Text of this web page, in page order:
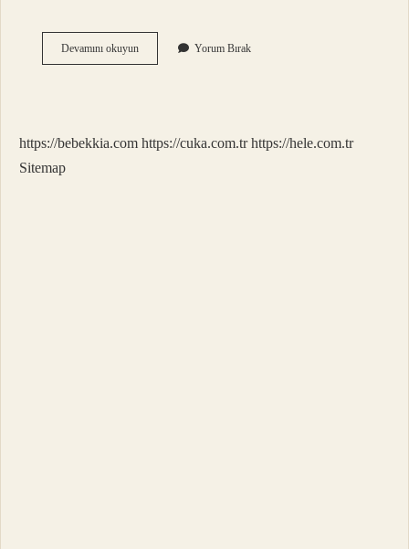
Devamını okuyunRadikal
Temel
Yorum Bırak
https://bebekkia.com https://cuka.com.tr https://hele.com.tr
Sitemap